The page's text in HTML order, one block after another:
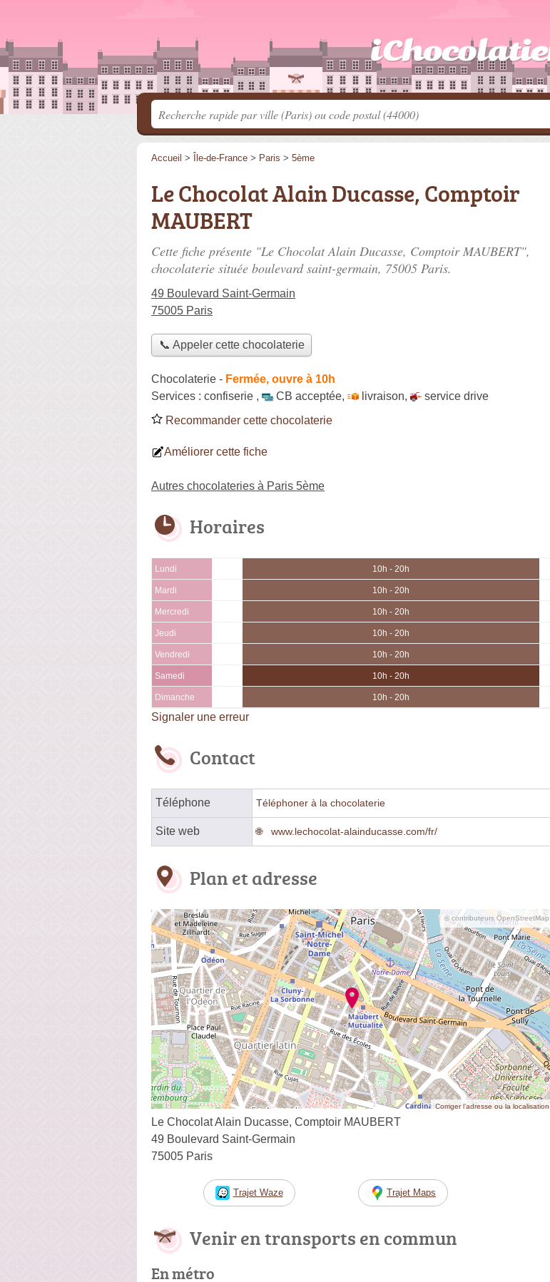
Accueil > Île-de-France > Paris > 5ème
Le Chocolat Alain Ducasse, Comptoir
MAUBERT
Cette fiche présente "Le Chocolat Alain Ducasse, Comptoir MAUBERT",
chocolaterie située boulevard saint-germain, 75005 Paris.
49 Boulevard Saint-Germain
75005 Paris
📞 Appeler cette chocolaterie
Chocolaterie - Fermée, ouvre à 10h
Services : confiserie , CB acceptée, livraison,
service drive
Recommander cette chocolaterie
Améliorer cette fiche
Autres chocolateries à Paris 5ème
Horaires
Lundi 10h - 20h
Mardi 10h - 20h
Mercredi 10h - 20h
Jeudi 10h - 20h
Vendredi 10h - 20h
Samedi 10h - 20h
Dimanche 10h - 20h
Signaler une erreur
Contact
Téléphone Téléphoner à la chocolaterie
Site web www.lechocolat-alainducasse.com/fr/
Plan et adresse
© contributeurs OpenStreetMap
Corriger l’adresse ou la localisation
Le Chocolat Alain Ducasse, Comptoir MAUBERT
49 Boulevard Saint-Germain
75005 Paris
Trajet Waze Trajet Maps
Venir en transports en commun
En métro